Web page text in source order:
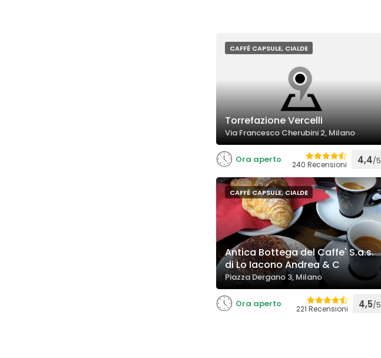
CAFFÈ CAPSULE, CIALDE
Torrefazione Vercelli
Via Francesco Cherubini 2, Milano
Ora aperto 240 Recensioni 4,4/5
CAFFÈ CAPSULE, CIALDE
Antica Bottega del Caffe' S.a.s.
di Lo Iacono Andrea & C
Piazza Dergano 3, Milano
Ora aperto 221 Recensioni 4,5/5